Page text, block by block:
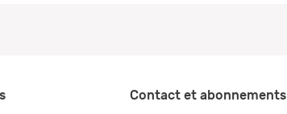
Contact et abonnements